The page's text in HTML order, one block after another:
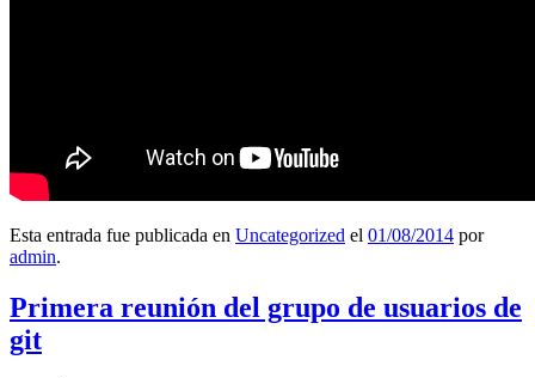
Esta entrada fue publicada en Uncategorized el 01/08/2014 por
admin.
Primera reunión del grupo de usuarios de
git